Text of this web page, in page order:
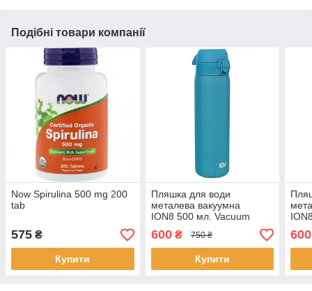
Подібні товари компанії
Now Spirulina 500 mg 200
tab
575 ₴
Купити
Пляшка для води
металева вакуумна
ION8 500 мл. Vacuum
600₴ 750 ₴
Купити
600